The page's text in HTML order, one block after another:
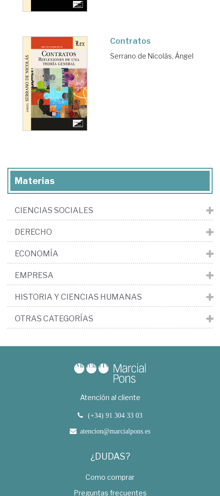
Contratos
Serrano de Nicolás, Ángel
Materias
CIENCIAS SOCIALES
DERECHO
ECONOMÍA
EMPRESA
HISTORIA Y CIENCIAS HUMANAS
OTRAS CATEGORÍAS
Atención al cliente
(+34) 91 304 33 03
atencion@marcialpons.es
¿DUDAS?
Como comprar
Preguntas frecuentes